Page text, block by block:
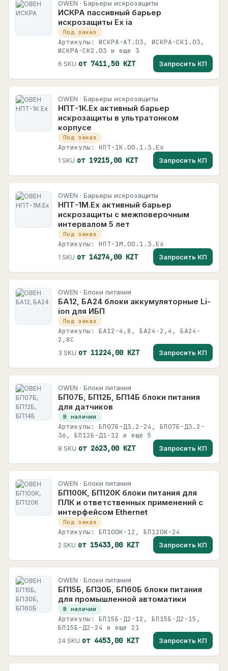
OWEN · Барьеры искрозащиты
ИСКРА пассивный барьер
искрозащиты Ex ia
Под заказ
Артикулы: ИСКРА-АТ.03, ИСКРА-СК1.03,
ИСКРА-СК2.03 и еще 3
6 SKU от 7411,50 KZT Запросить КП
OWEN · Барьеры искрозащиты
НПТ-1К.Eх активный барьер
искрозащиты в ультратонком
корпусе
Под заказ
Артикулы: НПТ-1К.00.1.3.Ех
1 SKU от 19215,00 KZT Запросить КП
OWEN · Барьеры искрозащиты
НПТ-1М.Eх активный барьер
искрозащиты с межповерочным
интервалом 5 лет
Под заказ
Артикулы: НПТ-1М.00.1.3.Ех
1 SKU от 14274,00 KZT Запросить КП
OWEN · Блоки питания
БА12, БА24 блоки аккумуляторные Li-
ion для ИБП
Под заказ
Артикулы: БА12-4,8, БА24-2,4, БА24-
2,8С
3 SKU от 11224,00 KZT Запросить КП
OWEN · Блоки питания
БП07Б, БП12Б, БП14Б блоки питания
для датчиков
В наличии
Артикулы: БП07Б-Д3.2-24, БП07Б-Д3.2-
36, БП12Б-Д1-12 и еще 5
8 SKU от 2623,00 KZT Запросить КП
OWEN · Блоки питания
БП100К, БП120К блоки питания для
ПЛК и ответственных применений с
интерфейсом Ethernet
Под заказ
Артикулы: БП100К-12, БП120К-24
2 SKU от 15433,00 KZT Запросить КП
OWEN · Блоки питания
БП15Б, БП30Б, БП60Б блоки питания
для промышленной автоматики
В наличии
Артикулы: БП15Б-Д2-12, БП15Б-Д2-15,
БП15Б-Д2-24 и еще 21
24 SKU от 4453,00 KZT Запросить КП